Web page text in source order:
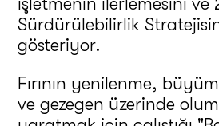
Sürdürülebilirlik
gösteriyor.
Fırının yenilenme,
ve gezegen üzerinde